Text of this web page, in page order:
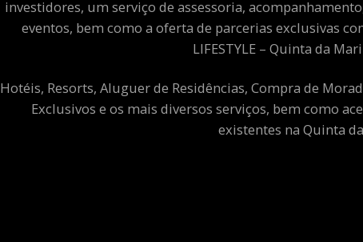
investidores, um serviço de assessoria,
eventos, bem como a oferta de parcerias exclusivas
LIFESTYLE – Quinta da
Hotéis, Resorts, Aluguer de Residências, Compra de
Exclusivos e os mais diversos serviços, bem como
existentes na Quinta